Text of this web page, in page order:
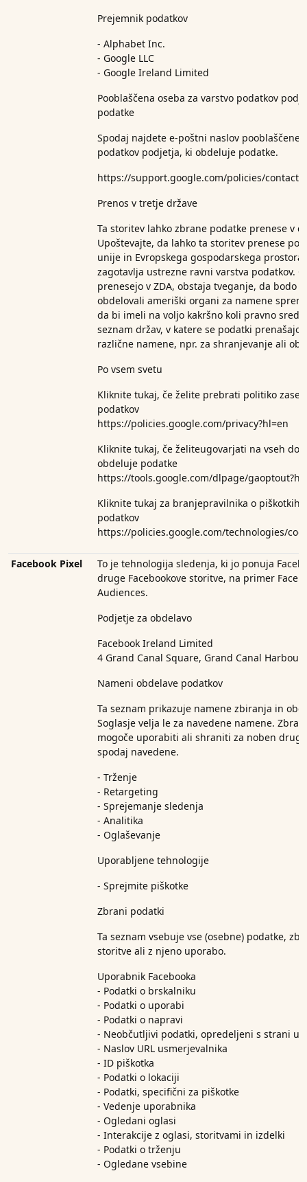
Prejemnik podatkov
- Alphabet Inc.
- Google LLC
- Google Ireland Limited
Pooblaščena oseba za varstvo podatkov
podatke
Spodaj najdete e-poštni naslov pooblaščene
podatkov podjetja, ki obdeluje podatke.
https://support.google.com/policies/contact/
Prenos v tretje države
Ta storitev lahko zbrane podatke prenese v
Upoštevajte, da lahko ta storitev prenese
unije in Evropskega gospodarskega prostora
zagotavlja ustrezne ravni varstva podatkov.
prenesejo v ZDA, obstaja tveganje, da bodo
obdelovali ameriški organi za namene
da bi imeli na voljo kakršno koli pravno
seznam držav, v katere se podatki prenašajo.
različne namene, npr. za shranjevanje ali
Po vsem svetu
Kliknite tukaj, če želite prebrati politiko
podatkov
https://policies.google.com/privacy?hl=en
Kliknite tukaj, če želiteugovarjati na vseh
obdeluje podatke
https://tools.google.com/dlpage/
Kliknite tukaj za branjepravilnika o piškotkih
podatkov
https://policies.google.com/technologies/
Facebook Pixel
To je tehnologija sledenja, ki jo ponuja
druge Facebookove storitve, na primer
Audiences.
Podjetje za obdelavo
Facebook Ireland Limited
4 Grand Canal Square, Grand Canal
Nameni obdelave podatkov
Ta seznam prikazuje namene zbiranja in
Soglasje velja le za navedene namene.
mogoče uporabiti ali shraniti za noben drug
spodaj navedene.
- Trženje
- Retargeting
- Sprejemanje sledenja
- Analitika
- Oglaševanje
Uporabljene tehnologije
- Sprejmite piškotke
Zbrani podatki
Ta seznam vsebuje vse (osebne) podatke,
storitve ali z njeno uporabo.
Uporabnik Facebooka
- Podatki o brskalniku
- Podatki o uporabi
- Podatki o napravi
- Neobčutljivi podatki, opredeljeni s strani
- Naslov URL usmerjevalnika
- ID piškotka
- Podatki o lokaciji
- Podatki, specifični za piškotke
- Vedenje uporabnika
- Ogledani oglasi
- Interakcije z oglasi, storitvami in izdelki
- Podatki o trženju
- Ogledane vsebine